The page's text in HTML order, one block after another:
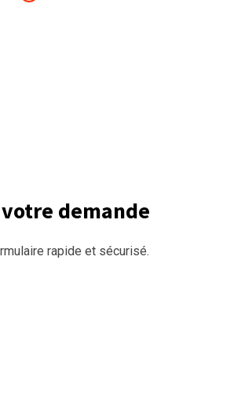
demande
rapide et sécurisé.